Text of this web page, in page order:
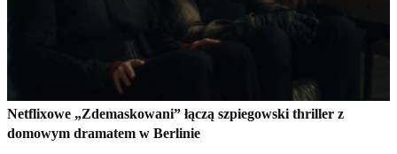
Netflixowe „Zdemaskowani” łączą szpiegowski thriller z
domowym dramatem w Berlinie